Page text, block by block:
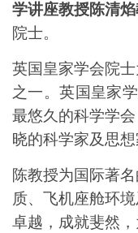
学讲座教授陈清
院士。
英国皇家学会院
之一。英国皇家
最悠久的科学学
晓的科学家及思想
陈教授为国际著
质、飞机座舱环
卓越 ，成就斐然